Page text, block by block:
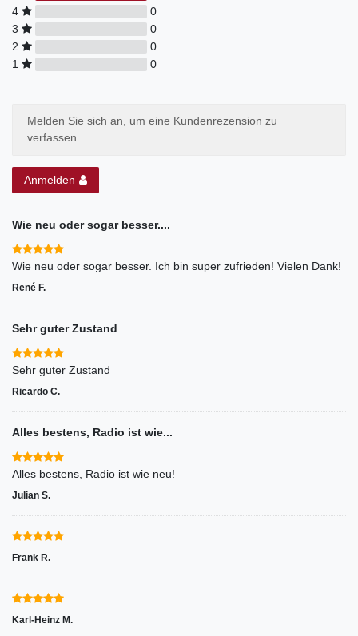
4
0
3
0
2
0
1
0
Melden Sie sich an, um eine Kundenrezension zu
verfassen.
Anmelden
Wie neu oder sogar besser....
Wie neu oder sogar besser. Ich bin super zufrieden! Vielen Dank!
René F.
Sehr guter Zustand
Sehr guter Zustand
Ricardo C.
Alles bestens, Radio ist wie...
Alles bestens, Radio ist wie neu!
Julian S.
Frank R.
Karl-Heinz M.